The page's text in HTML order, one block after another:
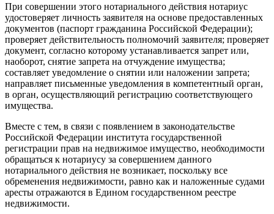
При совершении этого нотариального действия нотариус
удостоверяет личность заявителя на основе предоставленных
документов (паспорт гражданина Российской Федерации);
проверяет действительность полномочий заявителя; проверяет
документ, согласно которому устанавливается запрет или,
наоборот, снятие запрета на отчуждение имущества;
составляет уведомление о снятии или наложении запрета;
направляет письменные уведомления в компетентный орган,
в орган, осуществляющий регистрацию соответствующего
имущества.
Вместе с тем, в связи с появлением в законодательстве
Российской Федерации института государственной
регистрации прав на недвижимое имущество, необходимости
обращаться к нотариусу за совершением данного
нотариального действия не возникает, поскольку все
обременения недвижимости, равно как и наложенные судами
аресты отражаются в Едином государственном реестре
недвижимости.